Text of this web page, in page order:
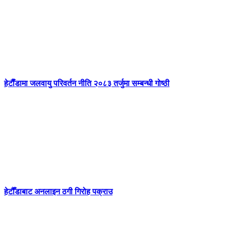
हेटाैँडामा जलवायु परिवर्तन नीति २०८३ तर्जुमा सम्बन्धी गोष्ठी
हेटौँडाबाट अनलाइन ठगी गिरोह पक्राउ